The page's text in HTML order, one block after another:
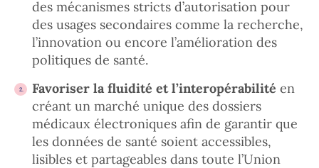
des mécanismes stricts d’autorisation pour
des usages secondaires comme la recherche,
l’innovation ou encore l’amélioration des
politiques de santé.
Favoriser la fluidité et l’interopérabilité en
créant un marché unique des dossiers
médicaux électroniques afin de garantir que
les données de santé soient accessibles,
lisibles et partageables dans toute l’Union